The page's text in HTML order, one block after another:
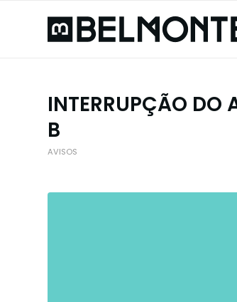
INTERRUPÇÃO DO
B
AVISOS